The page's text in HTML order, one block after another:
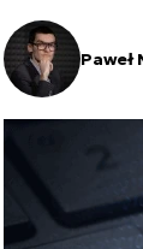
Paweł